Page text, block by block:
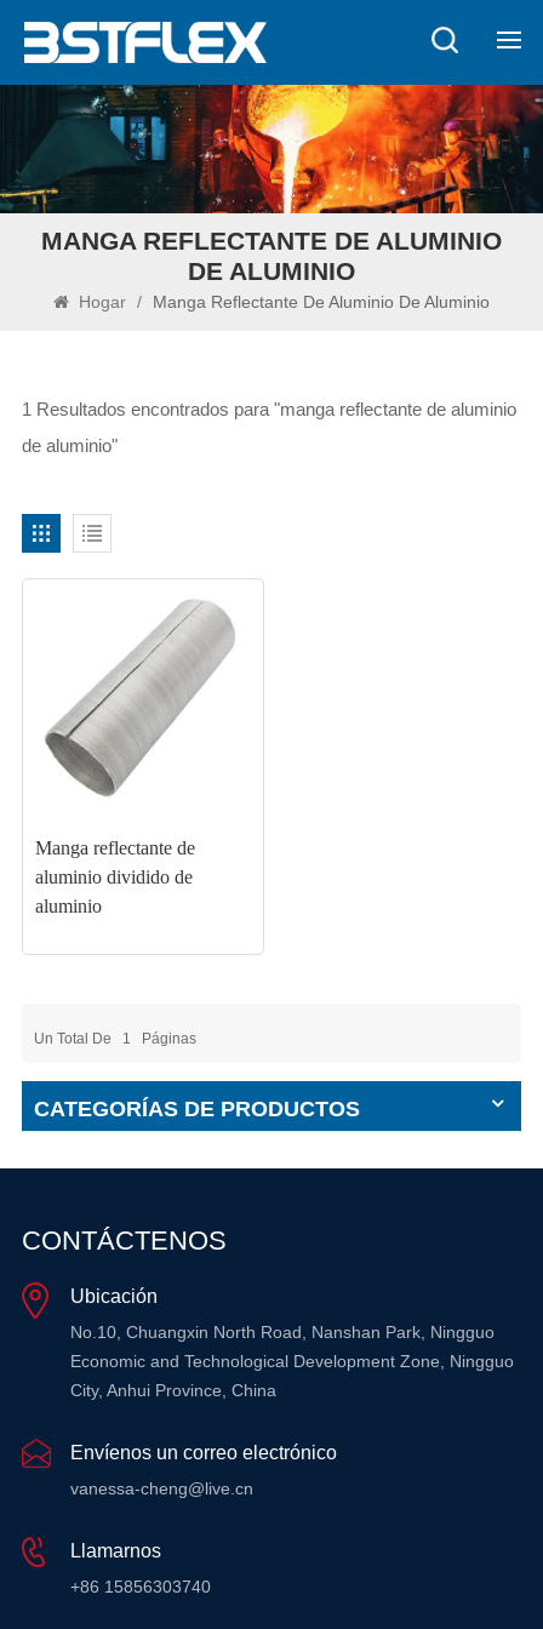
MANGA REFLECTANTE DE ALUMINIO
DE ALUMINIO
Hogar / Manga Reflectante De Aluminio De Aluminio
1 Resultados encontrados para "manga reflectante de aluminio
de aluminio"
Manga reflectante de
aluminio dividido de
aluminio
Un Total De 1 Páginas
CATEGORÍAS DE PRODUCTOS
CONTÁCTENOS
Ubicación
No.10, Chuangxin North Road, Nanshan Park, Ningguo
Economic and Technological Development Zone, Ningguo
City, Anhui Province, China
Envíenos un correo electrónico
vanessa-cheng@live.cn
Llamarnos
+86 15856303740